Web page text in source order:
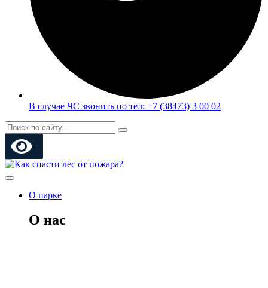
В случае ЧС звонить по тел: +7 (38473) 3 00 02
О парке
О нас